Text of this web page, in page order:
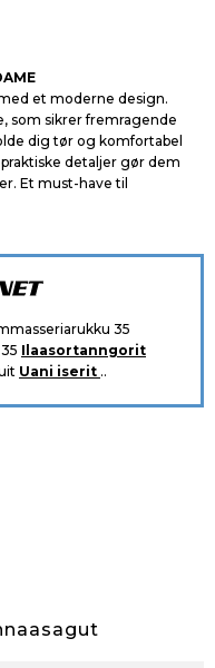
et moderne design.
som sikrer fremragende
dig tør og komfortabel
detaljer gør dem
Et must-have til
35
Ilaasortanngorit
Uani iserit ..